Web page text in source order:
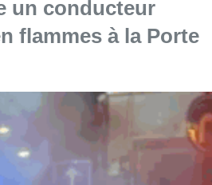
un conducteur
flammes à la Porte